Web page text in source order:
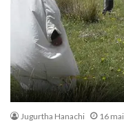
Jugurtha Hanachi 16